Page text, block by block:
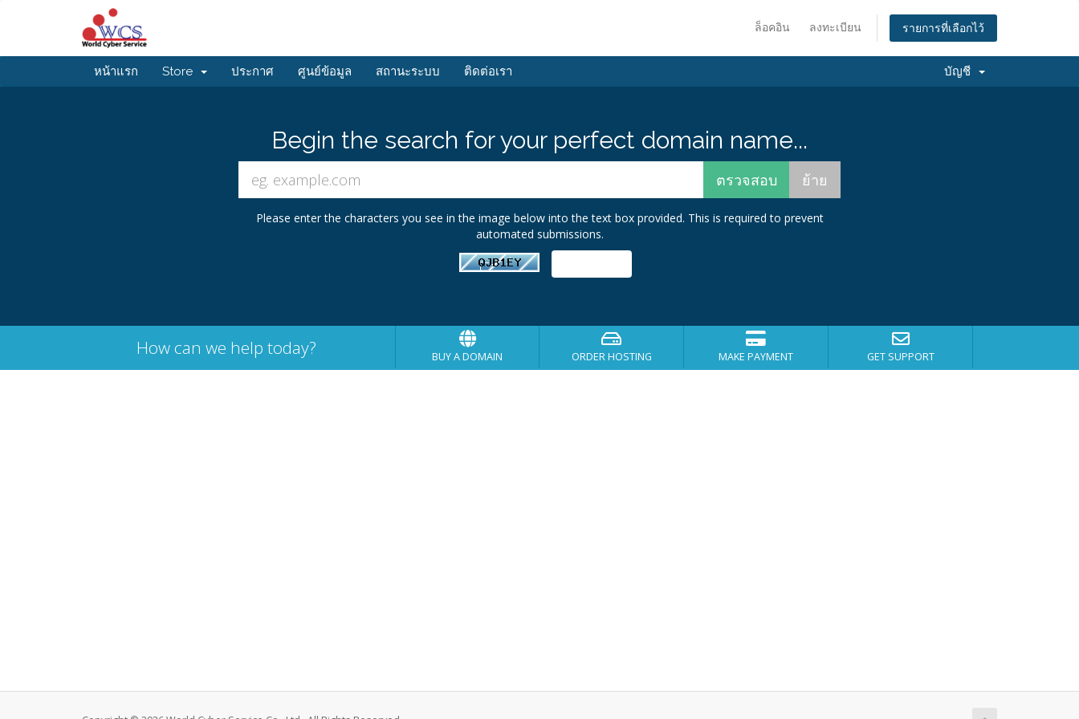
ล็อคอิน ลงทะเบียน รายการที่เลือกไว้
หน้าแรก Store ประกาศ ศูนย์ข้อมูล สถานะระบบ ติดต่อเรา บัญชี
Begin the search for your perfect domain name...
Please enter the characters you see in the image below into the text box provided. This is required to prevent
automated submissions.
How can we help today? BUY A DOMAIN ORDER HOSTING MAKE PAYMENT GET SUPPORT